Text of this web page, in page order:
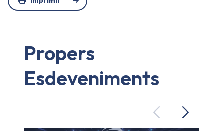
Propers
Esdeveniments
PreviousNext